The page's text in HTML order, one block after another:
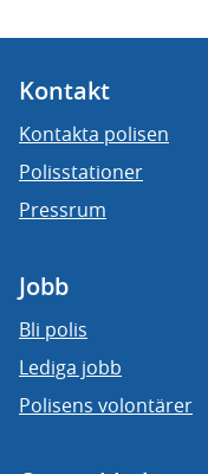
Kontakt
Kontakta polisen
Polisstationer
Pressrum
Jobb
Bli polis
Lediga jobb
Polisens volontärer